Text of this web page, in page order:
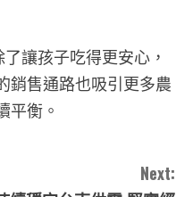
讓孩子吃得更安心，
銷售通路也吸引更多農
平衡。
Next: